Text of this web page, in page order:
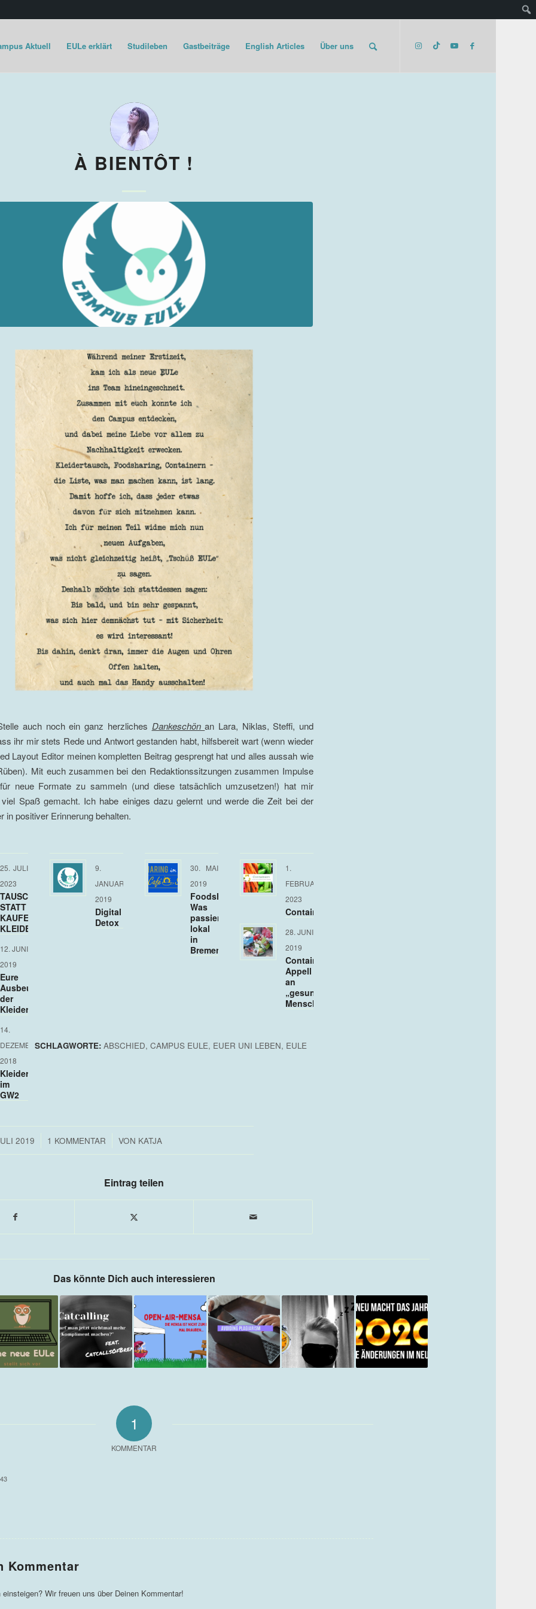
Aktuell EULe erklärt Studileben Gastbeiträge English Articles Über uns
À BIENTÔT !
auch noch ein ganz herzliches Dankeschönan Lara, Niklas, Steffi, und
ihr mir stets Rede und Antwort gestanden habt, hilfsbereit wart (wenn wieder
Layout Editor meinen kompletten Beitrag gesprengt hat und alles aussah wie
Mit euch zusammen bei den Redaktionssitzungen zusammen Impulse
neue Formate zu sammeln (und diese tatsächlich umzusetzen!) hat mir
viel Spaß gemacht. Ich habe einiges dazu gelernt und werde die Zeit bei der
in positiver Erinnerung behalten.
25. JULI
2023
TAUSCHEN
STATT
KAUFEN:
KLEIDERTAUSCHPARTY!
12. JUNI
2019
Eure
Ausbeute
der
Kleidertauschparty
14.
DEZEMBER
2018
Kleidertauschparty
im
GW2
9.
JANUAR
2019
Digital
Detox
30. MAI
2019
Foodsharing:
Was
passiert
lokal
in
Bremen?
1.
FEBRUAR
2023
Containern
28. JUNI
2019
Containern:
Appell
an
„gesunden
Menschenverstand“
2019
/ 1 KOMMENTAR
/ VON KATJA
SCHLAGWORTE: ABSCHIED, CAMPUS EULE, EUER UNI LEBEN, EULE
Eintrag teilen
Das könnte Dich auch interessieren
1
KOMMENTAR